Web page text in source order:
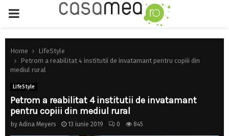
PRIMARY
MENU
Home
LifeStyle
Petrom a reabilitat 4 institutii de invatamant pentru copiii din
mediul rural
LifeStyle
Petrom a reabilitat 4 institutii de invatamant
pentru copiii din mediul rural
by Adina Meyers 13 iunie 2019 0 845